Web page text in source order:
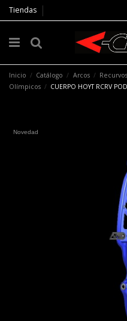
Tiendas
Inicio Catálogo Arcos
Olímpicos
CUERPO HOYT RCRV
Novedad